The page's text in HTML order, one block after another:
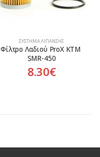
ΣΎΣΤΗΜΑ ΛΊΠΑΝΣΗΣ
Φίλτρο Λαδιού ProX KTM
SMR-450
8.30€